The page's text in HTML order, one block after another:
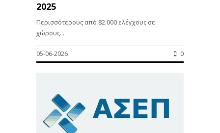
2025
Περισσότερους από 82.000 ελέγχους σε
χώρους...
05-06-2026 0